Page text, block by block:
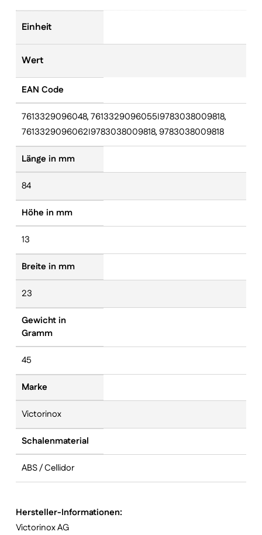
Einheit
Wert
EAN Code
7613329096048, 7613329096055I9783038009818,
7613329096062I9783038009818, 9783038009818
Länge in mm
84
Höhe in mm
13
Breite in mm
23
Gewicht in
Gramm
45
Marke
Victorinox
Schalenmaterial
ABS / Cellidor
Hersteller-Informationen:
Victorinox AG